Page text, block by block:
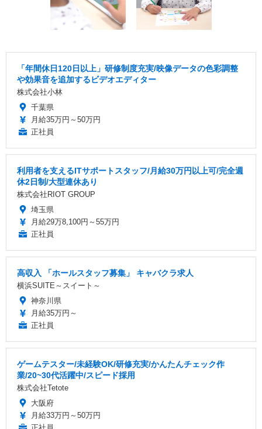
「年間休日120日以上」研修制度充実/映像データの色彩調整
や効果音を追加するビデオエディター
株式会社小林
千葉県
月給35万円～50万円
正社員
利用者を支えるITサポートスタッフ/月給30万円以上可/完全週
休2日制/大型連休あり
株式会社RIOT GROUP
埼玉県
月給29万8,100円～55万円
正社員
高収入 「ホールスタッフ募集」 キャバクラ求人
横浜SUITE～スイート～
神奈川県
月給35万円～
正社員
ゲームテスター/未経験OK/研修充実/かんたんチェック作
業/20~30代活躍中/スピード採用
株式会社Tetote
大阪府
月給33万円～50万円